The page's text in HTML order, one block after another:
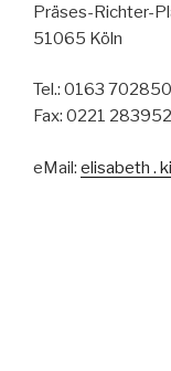
Präses-Richter-
51065 Köln
Tel.: 0163
Fax: 0221
eMail: elisabeth .